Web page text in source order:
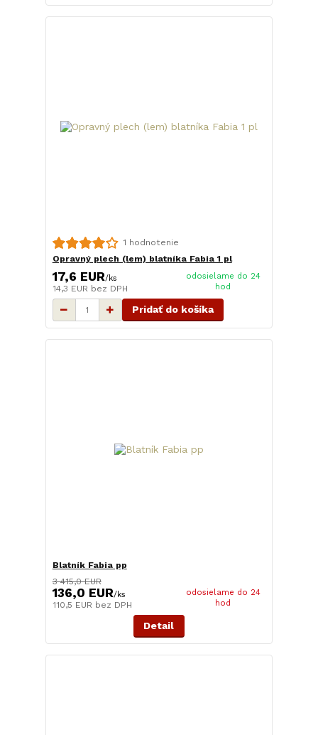
1 hodnotenie
Opravný plech (lem) blatníka Fabia 1 pl
17,6 EUR/ks
14,3 EUR bez DPH
odosielame do 24
hod
Pridať do košíka
Blatník Fabia pp
3 415,0 EUR
136,0 EUR/ks
110,5 EUR bez DPH
odosielame do 24
hod
Detail